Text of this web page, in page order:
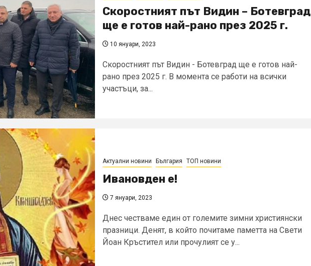
Скоростният път Видин – Ботевград
ще е готов най-рано през 2025 г.
10 януари, 2023
Скоростният път Видин - Ботевград ще е готов най-
рано през 2025 г. В момента се работи на всички
участъци, за...
Актуални новини България ТОП новини
Ивановден е!
7 януари, 2023
Днес честваме един от големите зимни християнски
празници. Денят, в който почитаме паметта на Свети
Йоан Кръстител или прочулият се у...